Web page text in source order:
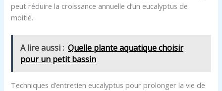
peut réduire la croissance annuelle d’un eucalyptus de
moitié.
A lire aussi : Quelle plante aquatique choisir
pour un petit bassin
Techniques d’entretien eucalyptus pour prolonger la vie de